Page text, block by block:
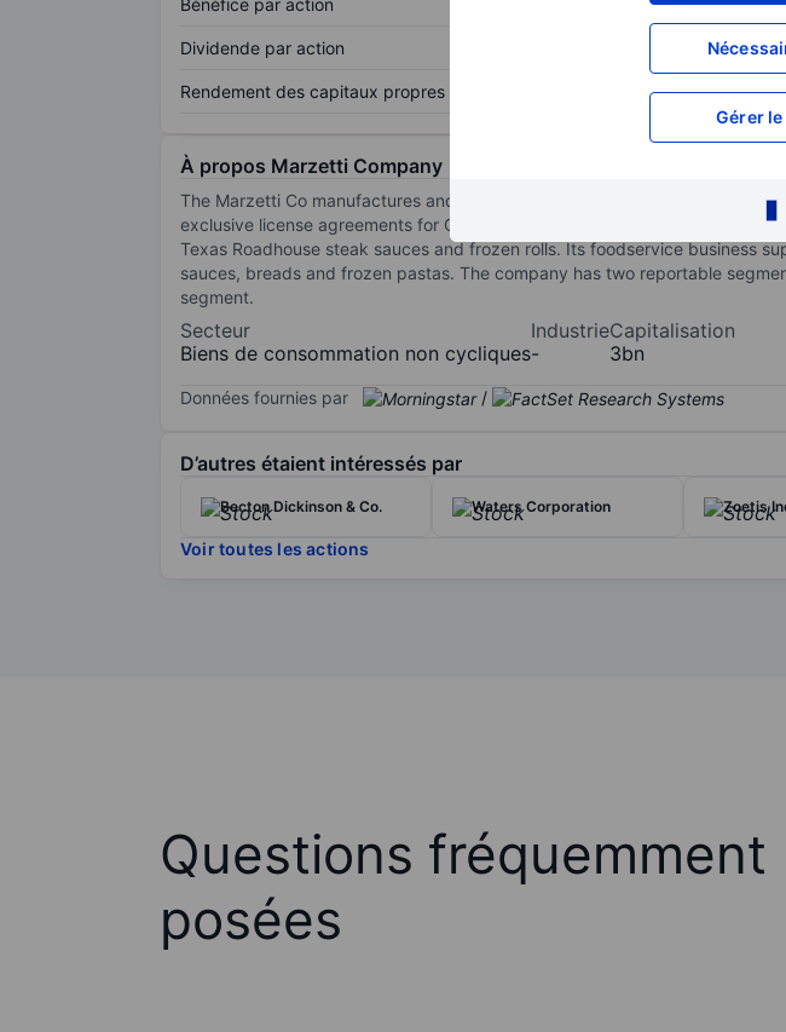
Gérer
Bénéfice par action
Dividende par action
Rendement des capitaux propres
À propos Marzetti Company
The Marzetti Co manufactures and sells specialty food products. Its retail
exclusive license agreements for Olive Garden dressings, Chick-fil-A
Texas Roadhouse steak sauces and frozen rolls. Its foodservice business
sauces, breads and frozen pastas. The company has two reportable
segment.
Secteur
Biens de consommation non cycliques
Industrie
-
Capitalisation
3bn
Données fournies par /
D’autres étaient intéressés par
Becton Dickinson & Co. Waters Corporation Zoetis
Voir toutes les actions
Questions fréquemment
posées